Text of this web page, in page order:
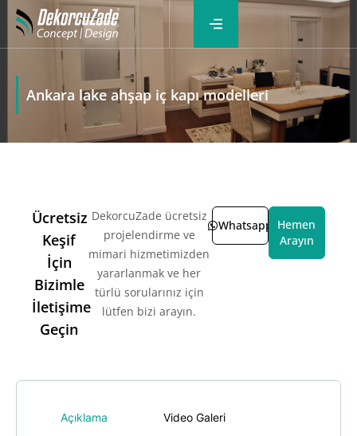
Ankara lake ahşap iç kapı modelleri
Ücretsiz
Keşif
İçin
Bizimle
İletişime
Geçin
DekorcuZade ücretsiz
projelendirme ve
mimari hizmetimizden
yararlanmak ve her
türlü sorularınız için
lütfen bizi arayın.
Whatsapp
Hemen
Arayın
Açıklama Video Galeri